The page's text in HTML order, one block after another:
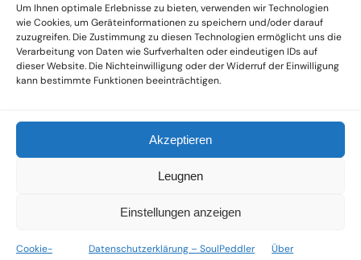
Um Ihnen optimale Erlebnisse zu bieten, verwenden wir Technologien
wie Cookies, um Geräteinformationen zu speichern und/oder darauf
zuzugreifen. Die Zustimmung zu diesen Technologien ermöglicht uns die
Verarbeitung von Daten wie Surfverhalten oder eindeutigen IDs auf
dieser Website. Die Nichteinwilligung oder der Widerruf der Einwilligung
kann bestimmte Funktionen beeinträchtigen.
Akzeptieren
Leugnen
Einstellungen anzeigen
Cookie- Datenschutzerklärung – SoulPeddler Über
Wir bieten eine breite Auswahl an sowohl hochgradig
sammelwürdigen als auch Mainstream-Titeln und -Formaten auf
Vinyl, CD und weiteren Medien.
Sowohl neue als auch gebrauchte, nach Zustand bewertete
Wir setzen uns leidenschaftlich für unabhängige Künstler und
Labels ein und bieten hochwertige, maßgeschneiderte Lösungen
aus über 30 Jahren Erfahrung in der Musikindustrie.
SoulPeddler Mailorder, Records & Vinyl Production – DUBOX –
Nettirock – Nice Guy Records – MOVA Museum of Vinyl Arts
© 2025 SoulPeddler GmbH®